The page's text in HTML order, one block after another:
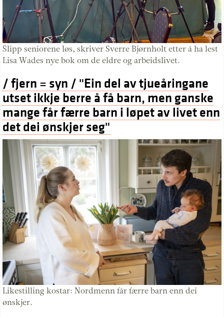
Slipp seniorene løs, skriver Sverre Bjørnholt etter å ha lest
Lisa Wades nye bok om de eldre og arbeidslivet.
/ fjern = syn / "Ein del av tjueåringane
utset ikkje berre å få barn, men ganske
mange får færre barn i løpet av livet enn
det dei ønskjer seg"
Likestilling kostar: Nordmenn får færre barn enn dei
ønskjer.